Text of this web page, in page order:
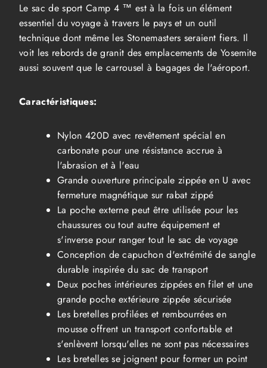
Duffel
Litres
Duffel
Litres
Le sac de sport Camp 4 ™ est à la fois un élément
essentiel du voyage à travers le pays et un outil
technique dont même les Stonemasters seraient fiers. Il
voit les rebords de granit des emplacements de Yosemite
aussi souvent que le carrousel à bagages de l'aéroport.
Caractéristiques:
Nylon 420D avec revêtement spécial en
carbonate pour une résistance accrue à
l'abrasion et à l'eau
Grande ouverture principale zippée en U avec
fermeture magnétique sur rabat zippé
La poche externe peut être utilisée pour les
chaussures ou tout autre équipement et
s'inverse pour ranger tout le sac de voyage
Conception de capuchon d'extrémité de sangle
durable inspirée du sac de transport
Deux poches intérieures zippées en filet et une
grande poche extérieure zippée sécurisée
Les bretelles profilées et rembourrées en
mousse offrent un transport confortable et
s'enlèvent lorsqu'elles ne sont pas nécessaires
Les bretelles se joignent pour former un point